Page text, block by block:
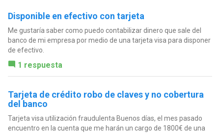
Disponible en efectivo con tarjeta
Me gustaría saber como puedo contabilizar dinero que sale del
banco de mi empresa por medio de una tarjeta visa para disponer
de efectivo.
1 respuesta
Tarjeta de crédito robo de claves y no cobertura
del banco
Tarjeta visa utilización fraudulenta Buenos días, el mes pasado
encuentro en la cuenta que me harán un cargo de 1800€ de una